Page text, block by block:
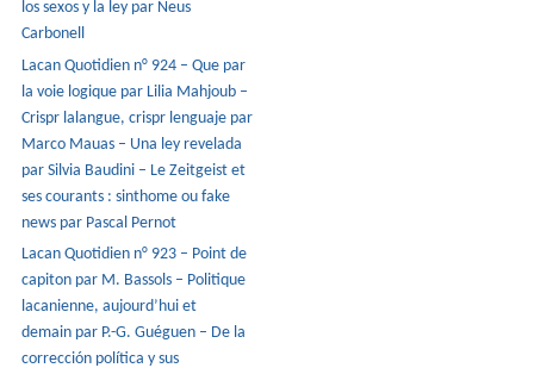
los sexos y la ley par Neus
Carbonell
Lacan Quotidien n° 924 – Que par
la voie logique par Lilia Mahjoub –
Crispr lalangue, crispr lenguaje par
Marco Mauas – Una ley revelada
par Silvia Baudini – Le Zeitgeist et
ses courants : sinthome ou fake
news par Pascal Pernot
Lacan Quotidien n° 923 – Point de
capiton par M. Bassols – Politique
lacanienne, aujourd’hui et
demain par P.-G. Guéguen – De la
corrección política y sus